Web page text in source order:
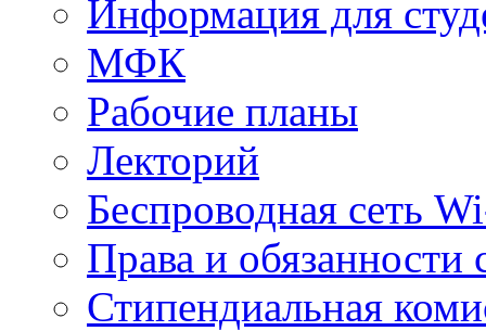
Информация для
МФК
Рабочие планы
Лекторий
Беспроводная сеть
Права и обязанности
Стипендиальная